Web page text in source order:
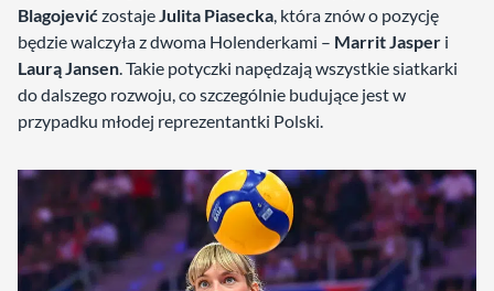
BlagojevićzostajeJulita Piasecka, która znów o pozycję
będzie walczyła z dwoma Holenderkami – Marrit Jasper i
Laurą Jansen. Takie potyczki napędzają wszystkie siatkarki
do dalszego rozwoju, co szczególnie budujące jest w
przypadku młodej reprezentantki Polski.